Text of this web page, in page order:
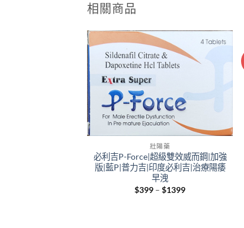
相關商品
壯陽藥
必利吉P-Force|超級雙效威而鋼|加強
版|藍P|普力吉|印度必利吉|治療陽痿
早洩
$399 – $1399Price